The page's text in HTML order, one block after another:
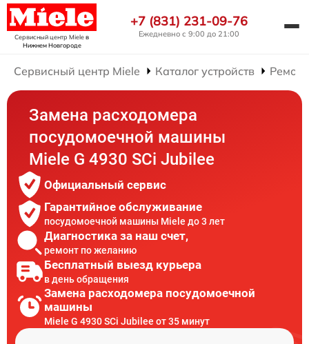
Сервисный центр Mieleв
Нижнем Новгороде
+7 (831) 231-09-76
Ежедневно с 9:00 до 21:00
Сервисный центр Miele Каталог устройств
Замена расходомера
посудомоечной машины
Miele G 4930 SCi Jubilee
Официальный сервис
Гарантийное обслуживание
посудомоечной машины Miele до 3 лет
Диагностика за наш счет,
ремонт по желанию
Бесплатный выезд курьера
в день обращения
Замена расходомера посудомоечной
машины
Miele G 4930 SCi Jubilee от 35 минут